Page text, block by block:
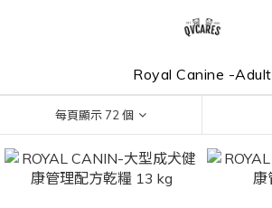
Royal Canine -Adult
每頁顯示 72 個